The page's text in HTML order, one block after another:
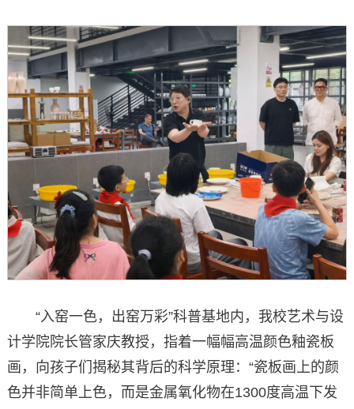
“入窑一色，出窑万彩”科普基地内，我校艺术与设
计学院院长管家庆教授，指着一幅幅高温颜色釉瓷板
画，向孩子们揭秘其背后的科学原理：“瓷板画上的颜
色并非简单上色，而是金属氧化物在1300度高温下发